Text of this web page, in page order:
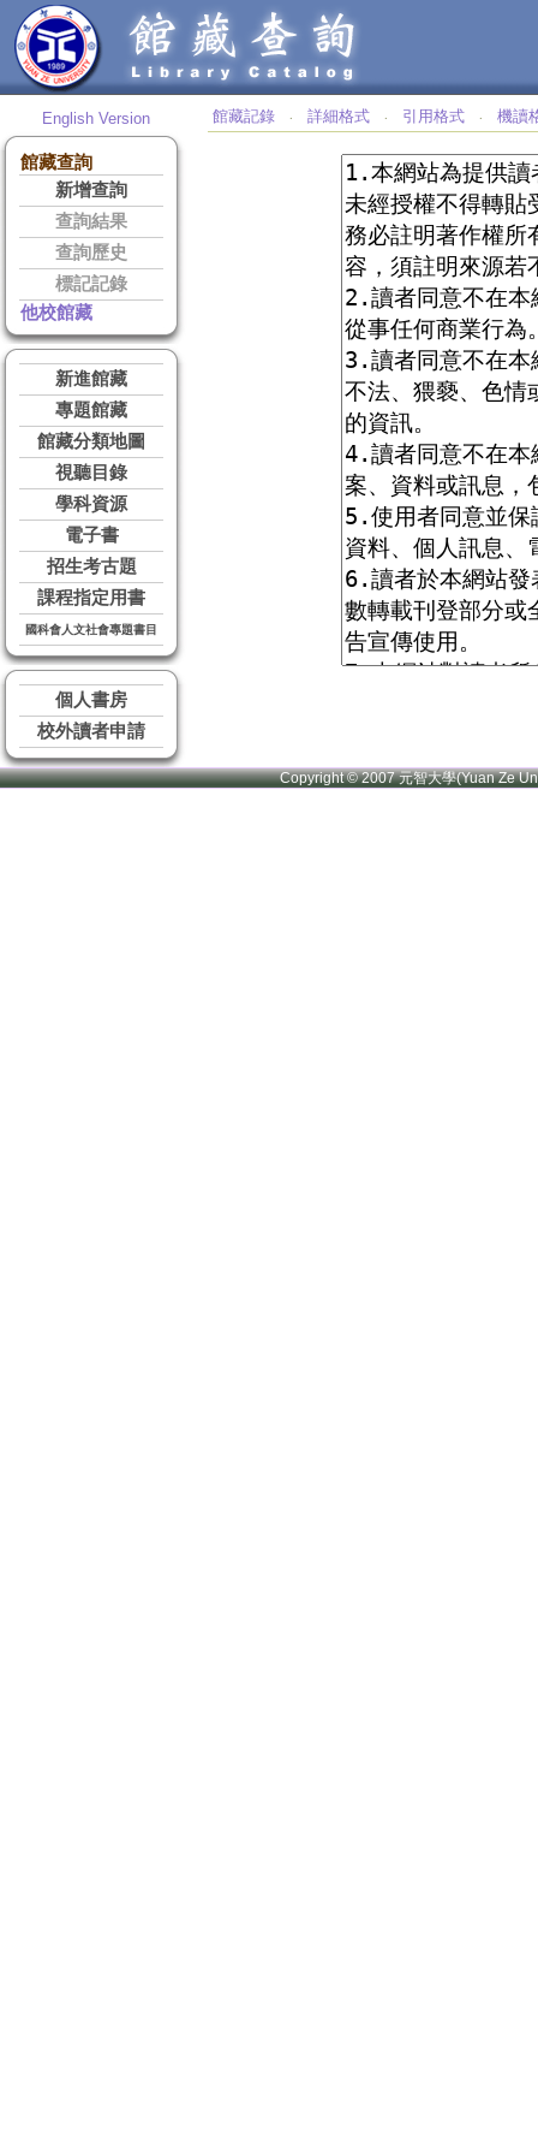
English Version
館藏查詢
新增查詢
查詢結果
查詢歷史
標記記錄
他校館藏
新進館藏
專題館藏
館藏分類地圖
視聽目錄
學科資源
電子書
招生考古題
課程指定用書
國科會人文社會專題書目
個人書房
校外讀者申請
館藏記錄 ‧ 詳細格式 ‧ 引用格式 ‧ 機讀
Copyright © 2007 元智大學(Yuan Ze